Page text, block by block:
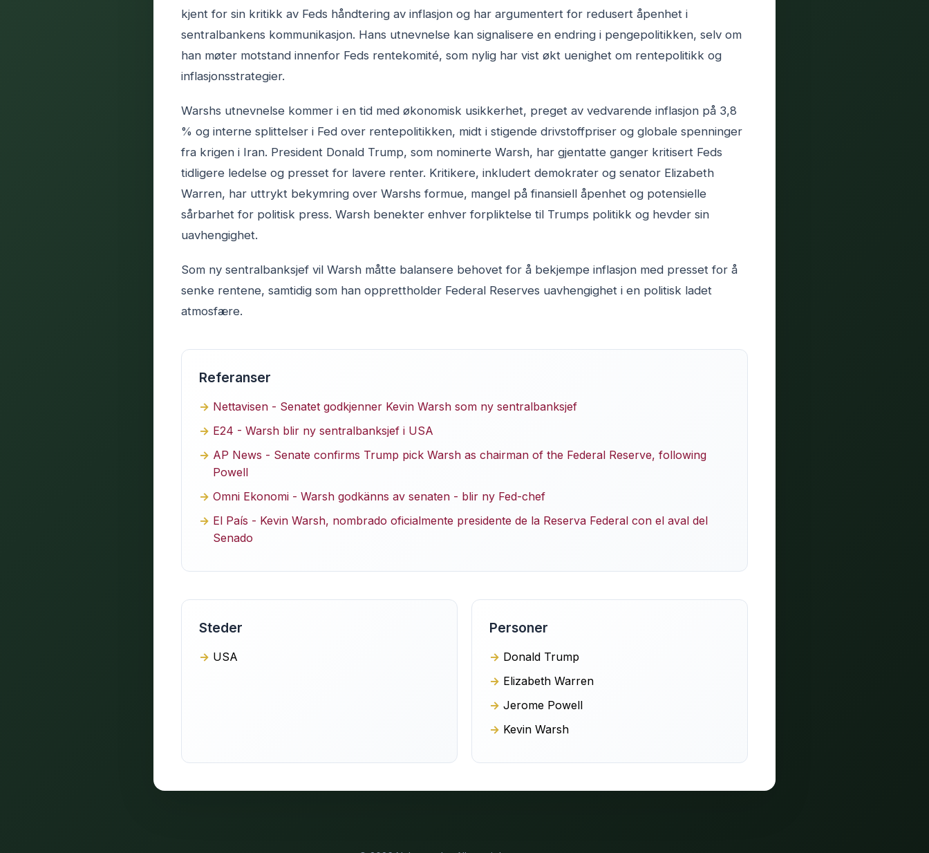
kjent for sin kritikk av Feds håndtering av inflasjon og har argumentert for redusert åpenhet i
sentralbankens kommunikasjon. Hans utnevnelse kan signalisere en endring i pengepolitikken, selv om
han møter motstand innenfor Feds rentekomité, som nylig har vist økt uenighet om rentepolitikk og
inflasjonsstrategier.
Warshs utnevnelse kommer i en tid med økonomisk usikkerhet, preget av vedvarende inflasjon på 3,8
% og interne splittelser i Fed over rentepolitikken, midt i stigende drivstoffpriser og globale spenninger
fra krigen i Iran. President Donald Trump, som nominerte Warsh, har gjentatte ganger kritisert Feds
tidligere ledelse og presset for lavere renter. Kritikere, inkludert demokrater og senator Elizabeth
Warren, har uttrykt bekymring over Warshs formue, mangel på finansiell åpenhet og potensielle
sårbarhet for politisk press. Warsh benekter enhver forpliktelse til Trumps politikk og hevder sin
uavhengighet.
Som ny sentralbanksjef vil Warsh måtte balansere behovet for å bekjempe inflasjon med presset for å
senke rentene, samtidig som han opprettholder Federal Reserves uavhengighet i en politisk ladet
atmosfære.
Referanser
Nettavisen - Senatet godkjenner Kevin Warsh som ny sentralbanksjef
E24 - Warsh blir ny sentralbanksjef i USA
AP News - Senate confirms Trump pick Warsh as chairman of the Federal Reserve, following
Powell
Omni Ekonomi - Warsh godkänns av senaten - blir ny Fed-chef
El País - Kevin Warsh, nombrado oficialmente presidente de la Reserva Federal con el aval del
Senado
Steder
USA
Personer
Donald Trump
Elizabeth Warren
Jerome Powell
Kevin Warsh